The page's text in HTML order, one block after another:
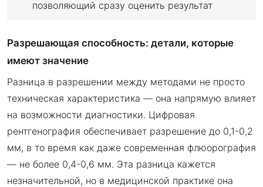
позволяющий сразу оценить результат
Разрешающая способность: детали, которые
имеют значение
Разница в разрешении между методами не просто
техническая характеристика — она напрямую влияет
на возможности диагностики. Цифровая
рентгенография обеспечивает разрешение до 0,1-0,2
мм, в то время как даже современная флюорография
— не более 0,4-0,6 мм. Эта разница кажется
незначительной, но в медицинской практике она